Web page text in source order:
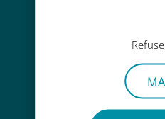
앱을 통해 어디